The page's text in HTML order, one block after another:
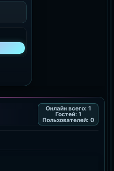
Онлайн всего: 1
Гостей: 1
Пользователей: 0